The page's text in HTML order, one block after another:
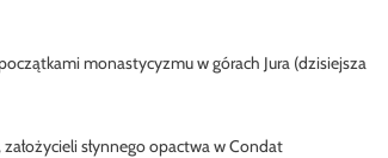
monastycyzmu w górach Jura (dzisiejsza
słynnego opactwa w Condat